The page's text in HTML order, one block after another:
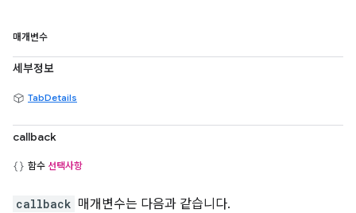
매개변수
세부정보
TabDetails
callback
함수 선택사항
callback 매개변수는 다음과 같습니다.